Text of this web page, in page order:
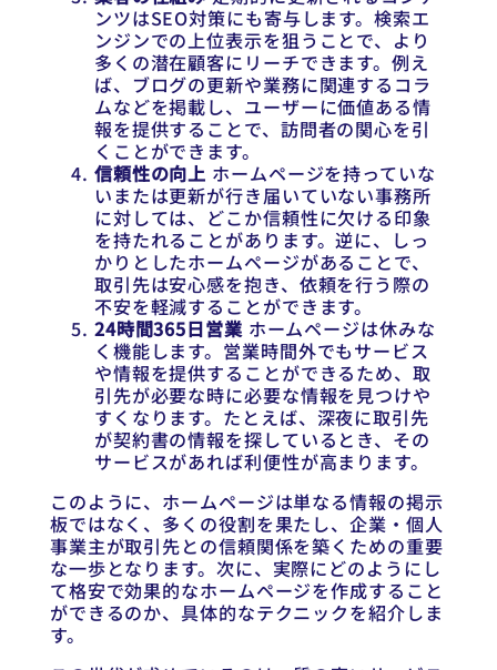
ンツはSEO対策にも寄与します。検索エ
ンジンでの上位表示を狙うことで、より
多くの潜在顧客にリーチできます。例え
ば、ブログの更新や業務に関連するコラ
ムなどを掲載し、ユーザーに価値ある情
報を提供することで、訪問者の関心を引
くことができます。
信頼性の向上 ホームページを持っていな
いまたは更新が行き届いていない事務所
に対しては、どこか信頼性に欠ける印象
を持たれることがあります。逆に、しっ
かりとしたホームページがあることで、
取引先は安心感を抱き、依頼を行う際の
不安を軽減することができます。
24時間365日営業ホームページは休みな
く機能します。営業時間外でもサービス
や情報を提供することができるため、取
引先が必要な時に必要な情報を見つけや
すくなります。たとえば、深夜に取引先
が契約書の情報を探しているとき、その
サービスがあれば利便性が高まります。
このように、ホームページは単なる情報の掲示
板ではなく、多くの役割を果たし、企業・個人
事業主が取引先との信頼関係を築くための重要
な一歩となります。次に、実際にどのようにし
て格安で効果的なホームページを作成すること
ができるのか、具体的なテクニックを紹介しま
す。